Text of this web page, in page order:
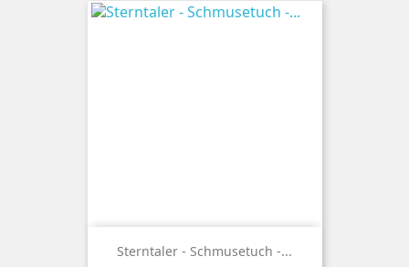
Sterntaler - Schmusetuch -...